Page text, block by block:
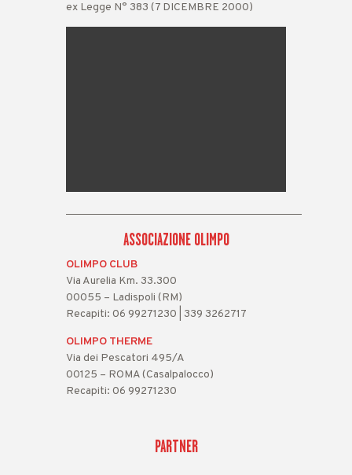
ex Legge N° 383 (7 DICEMBRE 2000)
ASSOCIAZIONE OLIMPO
OLIMPO CLUB
Via Aurelia Km. 33.300
00055 – Ladispoli (RM)
Recapiti: 06 99271230 | 339 3262717
OLIMPO THERME
Via dei Pescatori 495/A
00125 – ROMA (Casalpalocco)
Recapiti: 06 99271230
PARTNER